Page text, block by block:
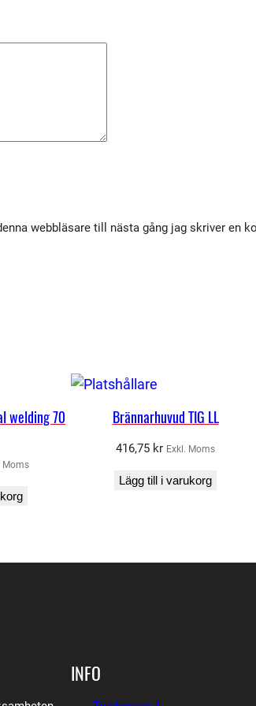
webbläsare till nästa gång jag skriver en
welding 70
Moms
Brännarhuvud TIG LL
416,75 kr Exkl. Moms
Lägg till i varukorg
INFO